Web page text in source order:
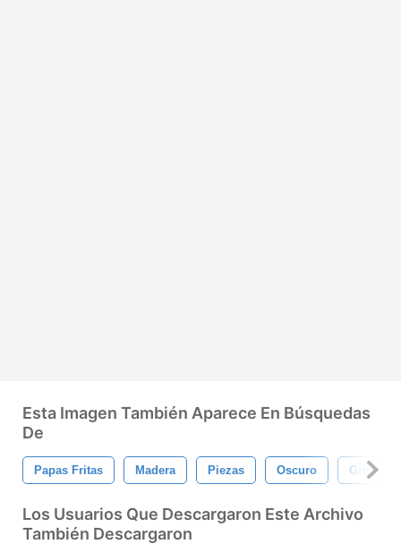
Esta Imagen También Aparece En Búsquedas
De
Papas Fritas Madera Piezas Oscuro Grunge
Los Usuarios Que Descargaron Este Archivo
También Descargaron